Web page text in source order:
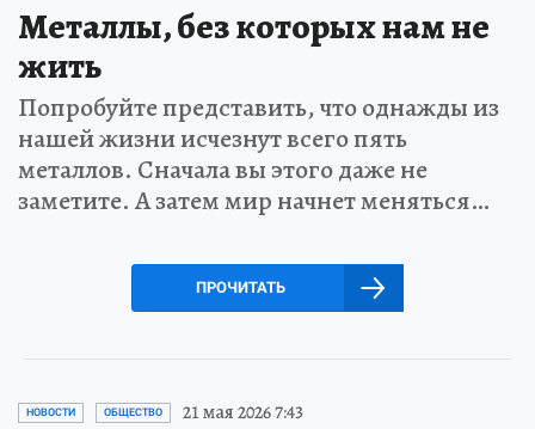
Металлы, без которых нам не
жить
Попробуйте представить, что однажды из
нашей жизни исчезнут всего пять
металлов. Сначала вы этого даже не
заметите. А затем мир начнет меняться…
ПРОЧИТАТЬ
НОВОСТИ ОБЩЕСТВО 21 мая 2026 7:43